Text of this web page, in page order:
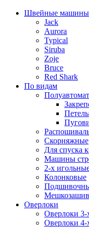
Швейные машины
Jack
Aurora
Typical
Siruba
Zoje
Bruce
Red Shark
По видам
Скорняжные
Для спуска
Машины
2-х
Колонковые
Оверлоки
Оверлоки
Оверлоки